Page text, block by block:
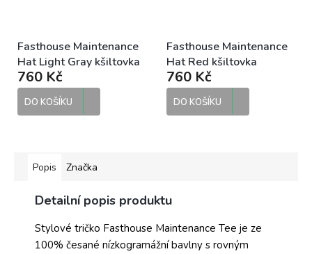
Fasthouse Maintenance
Hat Light Gray kšiltovka
760 Kč
DO KOŠÍKU
Fasthouse Maintenance
Hat Red kšiltovka
760 Kč
DO KOŠÍKU
Popis Značka
Detailní popis produktu
Stylové tričko Fasthouse Maintenance Tee je ze
100% česané nízkogramážní bavlny s rovným